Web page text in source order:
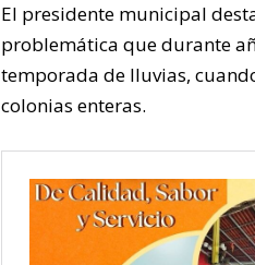
El presidente municipal
problemática que durante
temporada de lluvias,
colonias enteras.